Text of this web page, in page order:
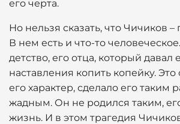
его черта.
Но нельзя сказать, что Чичиков –
В нем есть и что-то
детство, его отца, который давал
наставления копить копейку.
его характер, сделало его таким
жадным. Он не родился таким,
жизнь. И в этом трагедия